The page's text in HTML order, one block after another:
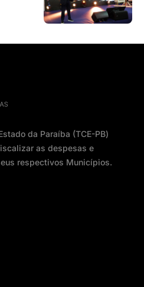
da Paraíba (TCE-PB)
as despesas e
respectivos Municípios.